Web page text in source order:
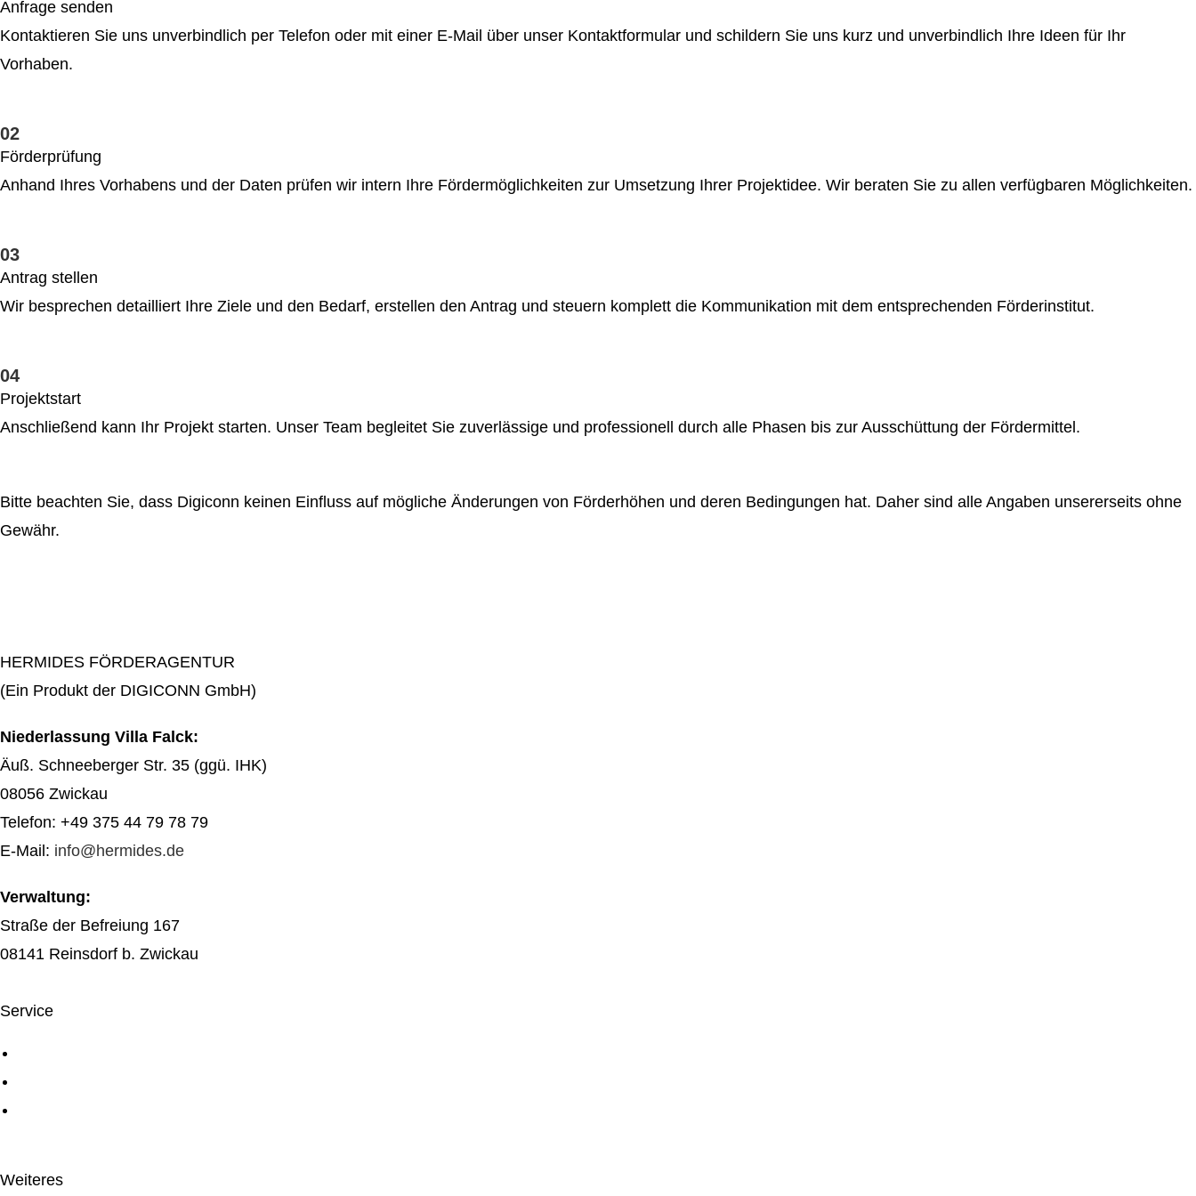
Anfrage senden
Kontaktieren Sie uns unverbindlich per Telefon oder mit einer E-Mail über unser Kontakt­formular und schildern Sie uns kurz und unverbindlich Ihre Ideen für Ihr
Vorhaben.
02
Förderprüfung
Anhand Ihres Vorhabens und der Daten prüfen wir intern Ihre Förder­möglichkeiten zur Umsetzung Ihrer Projektidee. Wir beraten Sie zu allen verfügbaren Möglichkeiten.
03
Antrag stellen
Wir besprechen detailliert Ihre Ziele und den Bedarf, erstellen den Antrag und steuern komplett die Kommunikation mit dem entsprechenden Förderinstitut.
04
Projektstart
Anschließend kann Ihr Projekt starten. Unser Team begleitet Sie zuverlässige und professionell durch alle Phasen bis zur Ausschüttung der Fördermittel.
Bitte beachten Sie, dass Digiconn keinen Einfluss auf mögliche Änderungen von Förderhöhen und deren Bedingungen hat. Daher sind alle Angaben unsererseits ohne
Gewähr.
HERMIDES FÖRDERAGENTUR
(Ein Produkt der DIGICONN GmbH)
Niederlassung Villa Falck:
Äuß. Schneeberger Str. 35 (ggü. IHK)
08056 Zwickau
Telefon: +49 375 44 79 78 79
E-Mail: info@hermides.de
Verwaltung:
Straße der Befreiung 167
08141 Reinsdorf b. Zwickau
Service
Weiteres